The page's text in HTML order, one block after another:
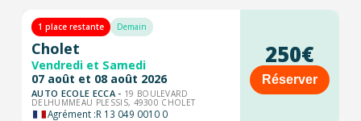
1 place restante Demain
Cholet
Vendredi et Samedi
07 août et 08 août 2026
AUTO ECOLE ECCA - 19 BOULEVARD
DELHUMMEAU PLESSIS, 49300 CHOLET
Agrément :R 13 049 0010 0
250€
Réserver